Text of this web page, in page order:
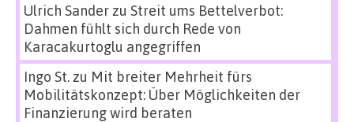
Ulrich Sanderzu Streit ums Bettelverbot:
Dahmen fühlt sich durch Rede von
Karacakurtoglu angegriffen
Ingo St.zu Mit breiter Mehrheit fürs
Mobilitätskonzept: Über Möglichkeiten der
Finanzierung wird beraten